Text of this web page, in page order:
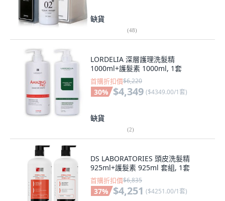
缺貨
(48)
LORDELIA 深層護理洗髮精
1000ml+護髮素 1000ml, 1套
首購折扣價$6,220
30% $4,349 ($4349.00/1套)
缺貨
(2)
DS LABORATORIES 頭皮洗髮精
925ml+護髮素 925ml 套組, 1套
首購折扣價$6,835
37% $4,251 ($4251.00/1套)